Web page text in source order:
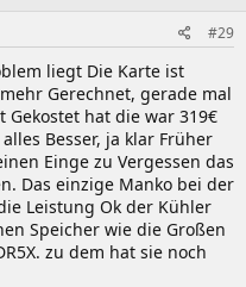
#29
liegt Die Karte ist
Gerechnet, gerade mal
Gekostet hat die war 319€
Besser, ja klar Früher
Einge zu Vergessen das
Das einzige Manko bei der
Leistung Ok der Kühler
Speicher wie die Großen
zu dem hat sie noch